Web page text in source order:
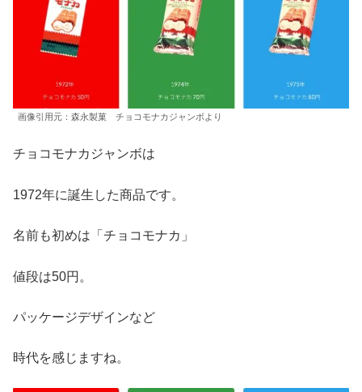
画像引用元：森永製菓 チョコモナカジャンボより
チョコモナカジャンボは
1972年に誕生した商品です。
名前も初めは「チョコモナカ」
値段は50円。
パッケージデザインなど
時代を感じますね。